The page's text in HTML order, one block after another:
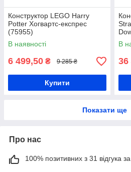
Конструктор LEGO Harry
Potter Хогвартс-експрес
(75955)
В наявності
6 499,50 ₴ 9 285 ₴
Купити
В
36
Показати ще
Про нас
100% позитивних з 31 відгука за